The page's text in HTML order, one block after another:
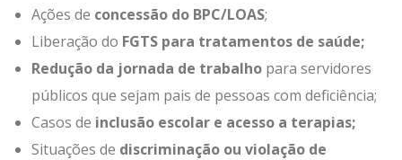
Ações de concessão do BPC/LOAS;
Liberação do FGTS para tratamentos de saúde;
Redução da jornada de trabalho para servidores
públicos que sejam pais de pessoas com deficiência;
Casos de inclusão escolar e acesso a terapias;
Situações de discriminação ou violação de